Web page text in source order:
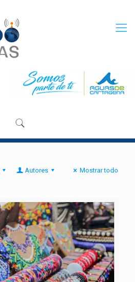
Autores Mostrar todo